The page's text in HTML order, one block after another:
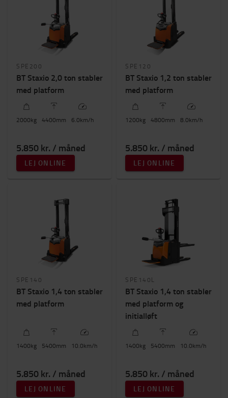
SPE200
BT Staxio 2,0 ton stabler
med platform
2000kg 4400mm 6.0km/h
5.850 kr. / måned
LEJ ONLINE
SPE120
BT Staxio 1,2 ton stabler
med platform
1200kg 4800mm 8.0km/h
5.850 kr. / måned
LEJ ONLINE
SPE140
BT Staxio 1,4 ton stabler
med platform
1400kg 5400mm 10.0km/h
5.850 kr. / måned
LEJ ONLINE
SPE140L
BT Staxio 1,4 ton stabler
med platform og
initialløft
1400kg 5400mm 10.0km/h
5.850 kr. / måned
LEJ ONLINE